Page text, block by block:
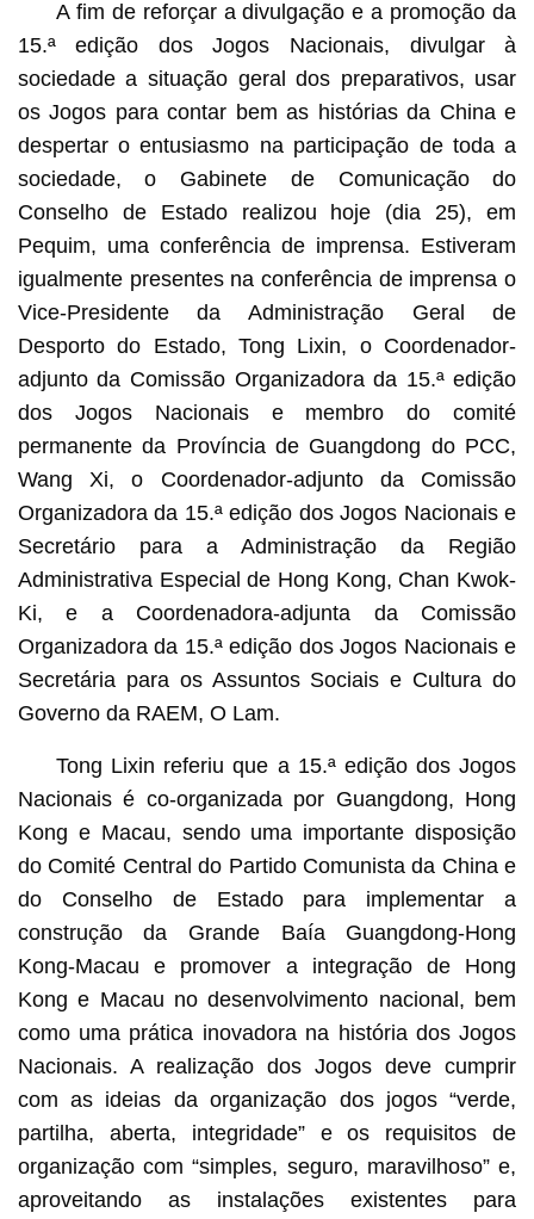
A fim de reforçar a divulgação e a promoção da
15.ª edição dos Jogos Nacionais, divulgar à
sociedade a situação geral dos preparativos, usar
os Jogos para contar bem as histórias da China e
despertar o entusiasmo na participação de toda a
sociedade, o Gabinete de Comunicação do
Conselho de Estado realizou hoje (dia 25), em
Pequim, uma conferência de imprensa. Estiveram
igualmente presentes na conferência de imprensa o
Vice-Presidente da Administração Geral de
Desporto do Estado, Tong Lixin, o Coordenador-
adjunto da Comissão Organizadora da 15.ª edição
dos Jogos Nacionais e membro do comité
permanente da Província de Guangdong do PCC,
Wang Xi, o Coordenador-adjunto da Comissão
Organizadora da 15.ª edição dos Jogos Nacionais e
Secretário para a Administração da Região
Administrativa Especial de Hong Kong, Chan Kwok-
Ki, e a Coordenadora-adjunta da Comissão
Organizadora da 15.ª edição dos Jogos Nacionais e
Secretária para os Assuntos Sociais e Cultura do
Governo da RAEM, O Lam.
Tong Lixin referiu que a 15.ª edição dos Jogos
Nacionais é co-organizada por Guangdong, Hong
Kong e Macau, sendo uma importante disposição
do Comité Central do Partido Comunista da China e
do Conselho de Estado para implementar a
construção da Grande Baía Guangdong-Hong
Kong-Macau e promover a integração de Hong
Kong e Macau no desenvolvimento nacional, bem
como uma prática inovadora na história dos Jogos
Nacionais. A realização dos Jogos deve cumprir
com as ideias da organização dos jogos “verde,
partilha, aberta, integridade” e os requisitos de
organização com “simples, seguro, maravilhoso” e,
aproveitando as instalações existentes para